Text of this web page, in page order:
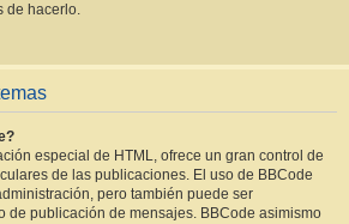
de hacerlo.
especial de HTML, ofrece un gran control de
de las publicaciones. El uso de BBCode
pero también puede ser
de publicación de mensajes. BBCode asimismo